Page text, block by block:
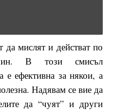
да мислят и действат по
В този смисъл
е ефективна за някои, а
Надявам се вие да
да “чуят” и други